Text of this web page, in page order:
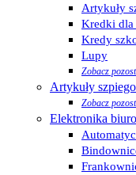
Artykuły
Kredki dla
Kredy
Lupy
Zobacz
Artykuły
Zobacz
Elektronika